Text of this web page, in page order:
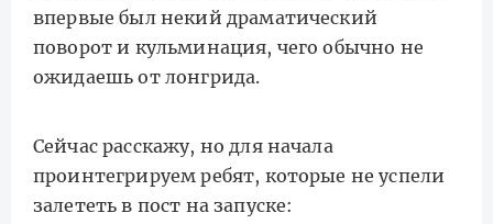
впервые был некий драматический
поворот и кульминация, чего обычно не
ожидаешь от лонгрида.
Сейчас расскажу, но для начала
проинтегрируем ребят, которые не успели
залететь в пост на запуске: